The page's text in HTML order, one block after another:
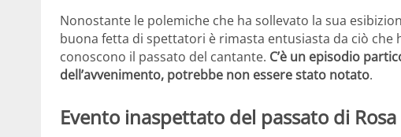
Nonostante le polemiche che ha sollevato la sua
buona fetta di spettatori è rimasta entusiasta da ciò
conoscono il passato del cantante. C’è un episodio
dell’avvenimento, potrebbe non essere stato notato.
Evento inaspettato del passato di Rosa